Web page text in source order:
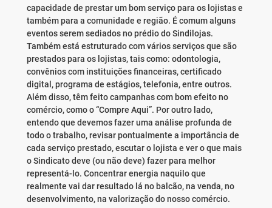
capacidade de prestar um bom serviço para os lojistas e
também para a comunidade e região. É comum alguns
eventos serem sediados no prédio do Sindilojas.
Também está estruturado com vários serviços que são
prestados para os lojistas, tais como: odontologia,
convênios com instituições financeiras, certificado
digital, programa de estágios, telefonia, entre outros.
Além disso, têm feito campanhas com bom efeito no
comércio, como o “Compre Aqui”. Por outro lado,
entendo que devemos fazer uma análise profunda de
todo o trabalho, revisar pontualmente a importância de
cada serviço prestado, escutar o lojista e ver o que mais
o Sindicato deve (ou não deve) fazer para melhor
representá-lo. Concentrar energia naquilo que
realmente vai dar resultado lá no balcão, na venda, no
desenvolvimento, na valorização do nosso comércio.